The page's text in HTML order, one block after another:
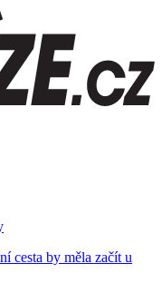
cesta by měla začít u